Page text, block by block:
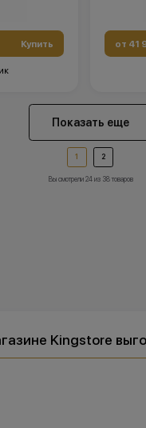
Купить от 41
Показать еще
1 2
Вы смотрели 24 из 38 товаров
Kingstore